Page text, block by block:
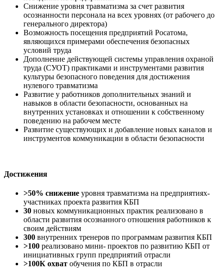
Снижение уровня травматизма за счет развития
осознанности персонала на всех уровнях (от рабочего до
генерального директора)
Возможность посещения предприятий Росатома,
являющихся примерами обеспечения безопасных
условий труда
Дополнение действующей системы управления охраной
труда (СУОТ) практиками и инструментами развития
культуры безопасного поведения для достижения
нулевого травматизма
Развитие у работников дополнительных знаний и
навыков в области безопасности, основанных на
внутренних установках и отношении к собственному
поведению на рабочем месте
Развитие существующих и добавление новых каналов и
инструментов коммуникации в области безопасности
Достижения
>50% снижение уровня травматизма на предприятиях-
участниках проекта развития КБП
30 новых коммуникационных практик реализовано в
области развития осознанного отношения работников к
своим действиям
300 внутренних тренеров по программам развития КБП
>100 реализовано мини- проектов по развитию КБП от
инициативных групп предприятий отрасли
>100К охват обучения по КБП в отрасли